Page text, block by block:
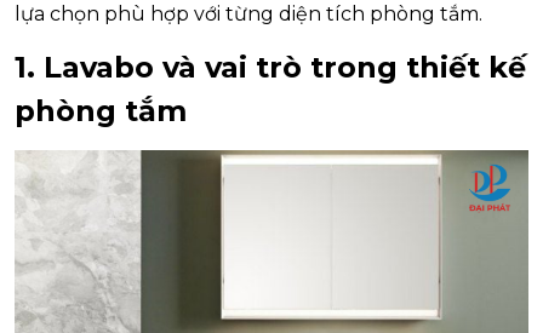
lựa chọn phù hợp với từng diện tích phòng tắm.
1. Lavabo và vai trò trong thiết kế
phòng tắm